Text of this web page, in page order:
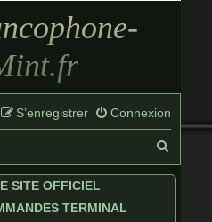
Connexion
S’enregistrer
e
SITE OFFICIEL
TERMINAL